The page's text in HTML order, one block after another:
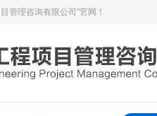
管理咨询有限公司”官网！